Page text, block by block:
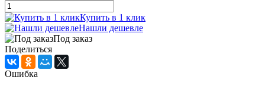
Купить в 1 клик
Нашли дешевле
Под заказ
Поделиться
Ошибка